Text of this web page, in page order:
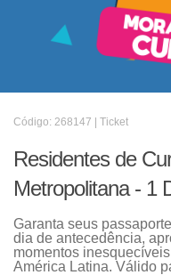
Código: 268147 | Ticket
Residentes de
Metropolitana - 1
Garanta seus
dia de antecedência,
momentos
América Latina. Válido